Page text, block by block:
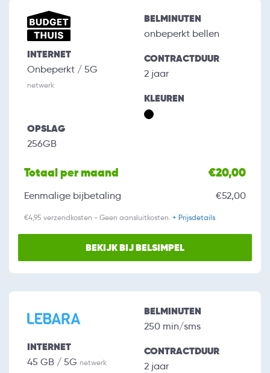
INTERNET
Onbeperkt / 5G
netwerk
BELMINUTEN
onbeperkt bellen
CONTRACTDUUR
2 jaar
KLEUREN
OPSLAG
256GB
Totaal per maand €20,00
Eenmalige bijbetaling €52,00
€4,95 verzendkosten - Geen aansluitkosten. + Prijsdetails
BEKIJK BIJ BELSIMPEL
INTERNET
45 GB / 5G netwerk
BELMINUTEN
250 min/sms
CONTRACTDUUR
2 jaar